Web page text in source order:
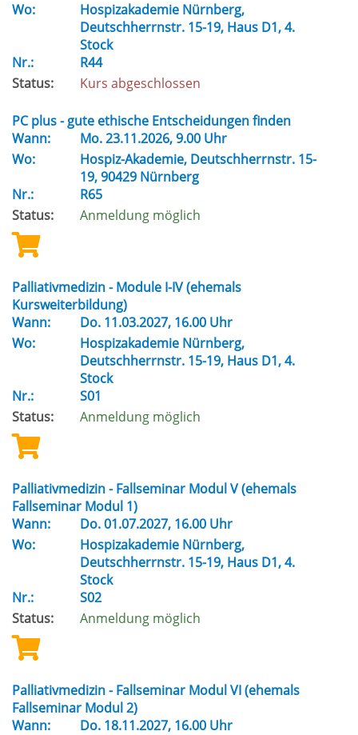
Wo:
Hospizakademie Nürnberg,
Deutschherrnstr. 15-19, Haus D1, 4.
Stock
Nr.:
R44
Status:
Kurs abgeschlossen
PC plus - gute ethische Entscheidungen finden
Wann:
Mo.23.11.2026, 9.00 Uhr
Wo:
Hospiz-Akademie, Deutschherrnstr. 15-
19, 90429 Nürnberg
Nr.:
R65
Status:
Anmeldung möglich
Palliativmedizin - Module I-IV (ehemals
Kursweiterbildung)
Wann:
Do. 11.03.2027, 16.00 Uhr
Wo:
Hospizakademie Nürnberg,
Deutschherrnstr. 15-19, Haus D1, 4.
Stock
Nr.:
S01
Status:
Anmeldung möglich
Palliativmedizin - Fallseminar Modul V (ehemals
Fallseminar Modul 1)
Wann:
Do.01.07.2027, 16.00 Uhr
Wo:
Hospizakademie Nürnberg,
Deutschherrnstr. 15-19, Haus D1, 4.
Stock
Nr.:
S02
Status:
Anmeldung möglich
Palliativmedizin - Fallseminar Modul VI (ehemals
Fallseminar Modul 2)
Wann:
Do. 18.11.2027, 16.00 Uhr